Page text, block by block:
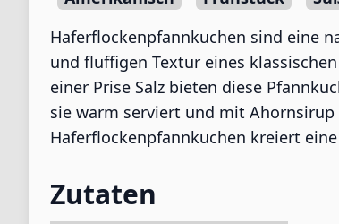
Haferflockenpfannkuchen sind eine
und fluffigen Textur eines
einer Prise Salz bieten diese
sie warm serviert und mit
Haferflockenpfannkuchen kreiert
Zutaten